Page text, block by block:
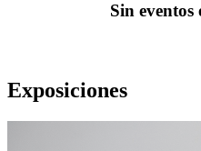
Sin eventos
Exposiciones